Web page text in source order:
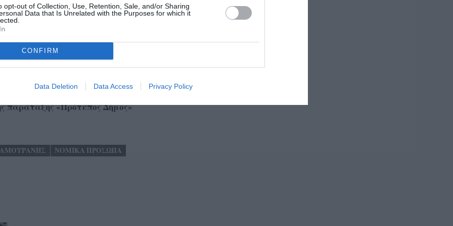
opt-out of Collection, Use, Retention, Sale, and/or Sharing
Data that Is Unrelated with the Purposes for which it
CONFIRM
Data Deletion Data Access Privacy Policy
και επιλογές προσώπων μπορεί να εξυπηρετούν
της Δημοτικής Αρχής, όμως είναι βέβαιο ότι αν δεν
καταλληλότητας και αποδοτικότητας των στελεχών
δεν εξυπηρετούν εν τέλει και δεν προάγουν το συμφέρον
παράταξης «Πρότυπος Δήμος»
ΝΟΜΙΚΑ ΠΡΟΣΩΠΑ